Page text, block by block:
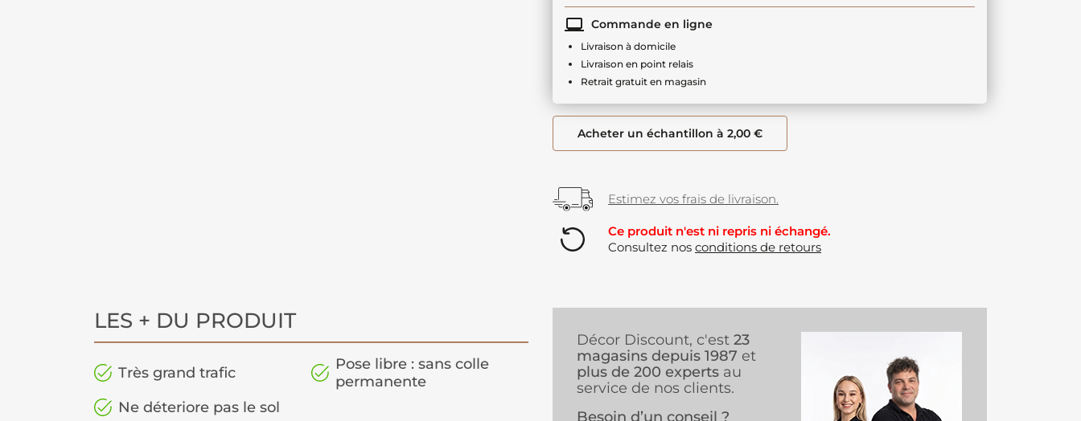
Commande en ligne
Livraison à domicile
Livraison en point relais
Retrait gratuit en magasin
Acheter un échantillon à 2,00 €
Estimez vos frais de livraison.
Ce produit n'est ni repris ni échangé.
Consultez nos conditions de retours
LES + DU PRODUIT
Très grand trafic
Pose libre : sans colle
permanente
Ne déteriore pas le sol
Décor Discount, c'est 23
magasins depuis 1987 et
plus de 200 experts au
service de nos clients.
Besoin d’un conseil ?